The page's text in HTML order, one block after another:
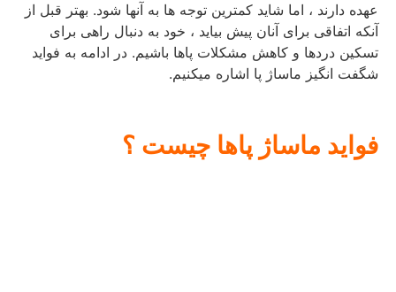
عهده دارند ، اما شاید کمترین توجه ها به آنها شود. بهتر قبل از
آنکه اتفاقی برای آنان پیش بیاید ، خود به دنبال راهی برای
تسکین دردها و کاهش مشکلات پاها باشیم. در ادامه به فواید
شگفت انگیز ماساژ پا اشاره میکنیم.
فواید ماساژ پاها چیست ؟